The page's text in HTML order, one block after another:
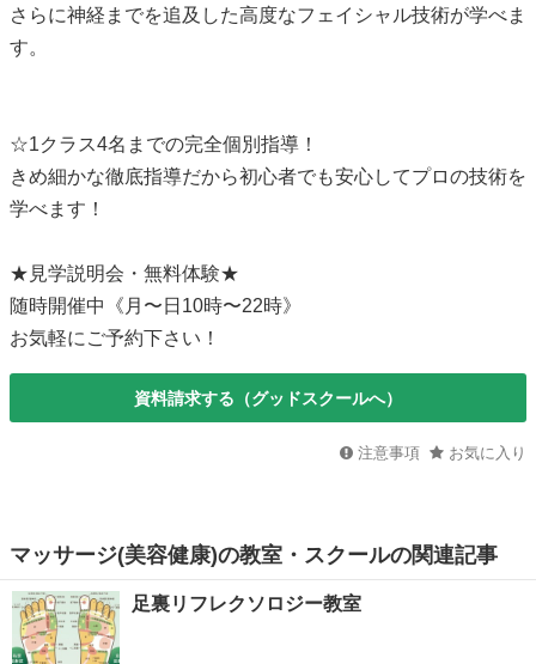
さらに神経までを追及した高度なフェイシャル技術が学べま
す。
☆1クラス4名までの完全個別指導！
きめ細かな徹底指導だから初心者でも安心してプロの技術を
学べます！
★見学説明会・無料体験★
随時開催中《月〜日10時〜22時》
お気軽にご予約下さい！
資料請求する（グッドスクールへ）
注意事項 お気に入り
マッサージ(美容健康)の教室・スクールの関連記事
足裏リフレクソロジー教室